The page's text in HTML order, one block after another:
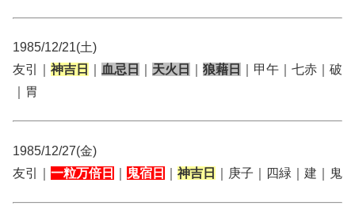
1985/12/21(土)
友引｜ 神吉日 血忌日 天火日 狼藉日
｜甲午｜七赤｜破
｜胃
1985/12/27(金)
友引｜ 一粒万倍日 鬼宿日 神吉日 ｜庚子｜四緑｜建｜鬼